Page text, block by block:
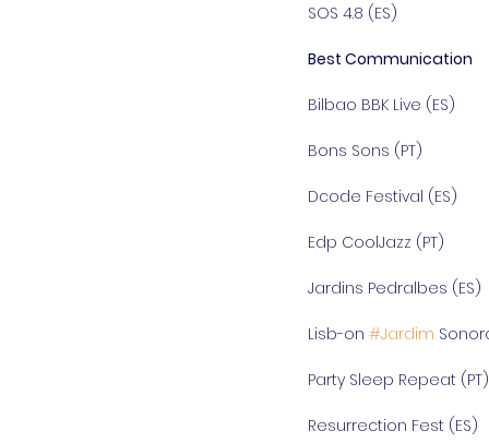
SOS 4.8 (ES)
Best Communication
Bilbao BBK Live (ES)
Bons Sons (PT)
Dcode Festival (ES)
Edp CoolJazz (PT)
Jardins Pedralbes (ES)
Lisb-on #Jardim
Party Sleep Repeat (PT)
Resurrection Fest (ES)